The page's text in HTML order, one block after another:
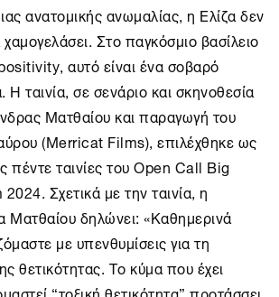
ανατομικής ανωμαλίας, η Ελίζα δεν
Στο παγκόσμιο βασίλειο
αυτό είναι ένα σοβαρό
ταινία, σε σενάριο και σκηνοθεσία
Ματθαίου και παραγωγή του
(Merricat Films), επιλέχθηκε ως
πέντε ταινίες του Open Call Big
Σχετικά με την ταινία, η
Ματθαίου δηλώνει: «Καθημερινά
με υπενθυμίσεις για τη
θετικότητας. Το κύμα που έχει